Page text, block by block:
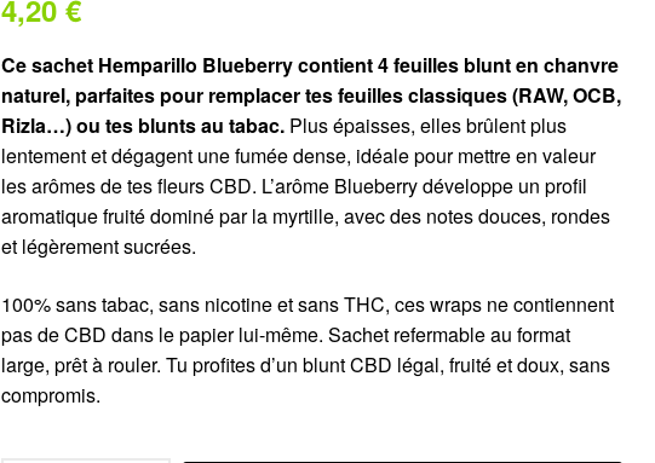
4,20€
Ce sachet Hemparillo Blueberry contient 4 feuilles blunt en chanvre
naturel, parfaites pour remplacer tes feuilles classiques (RAW, OCB,
Rizla…) ou tes blunts au tabac. Plus épaisses, elles brûlent plus
lentement et dégagent une fumée dense, idéale pour mettre en valeur
les arômes de tes fleurs CBD. L’arôme Blueberry développe un profil
aromatique fruité dominé par la myrtille, avec des notes douces, rondes
et légèrement sucrées.
100% sans tabac, sans nicotine et sans THC, ces wraps ne contiennent
pas de CBD dans le papier lui-même. Sachet refermable au format
large, prêt à rouler. Tu profites d’un blunt CBD légal, fruité et doux, sans
compromis.